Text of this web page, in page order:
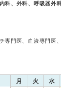
科、外科、呼吸器外
専門医、血液専門医
月 火 水